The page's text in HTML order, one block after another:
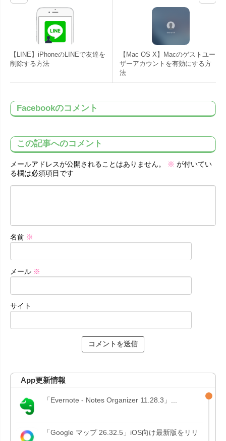
【LINE】iPhoneのLINEで友達を
削除する方法
【Mac OS X】Macのゲストユー
ザーアカウントを有効にする方
法
Facebookのコメント
この記事へのコメント
メールアドレスが公開されることはありません。 ※ が付いてい
る欄は必須項目です
名前 ※
メール ※
サイト
App更新情報
「Evernote - Notes Organizer 11.28.3」...
「Google マップ 26.32.5」iOS向け最新版をリリ